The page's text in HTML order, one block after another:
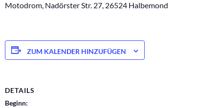
Motodrom, Nadörster Str. 27, 26524 Halbemond
ZUM KALENDER HINZUFÜGEN
DETAILS
Beginn: